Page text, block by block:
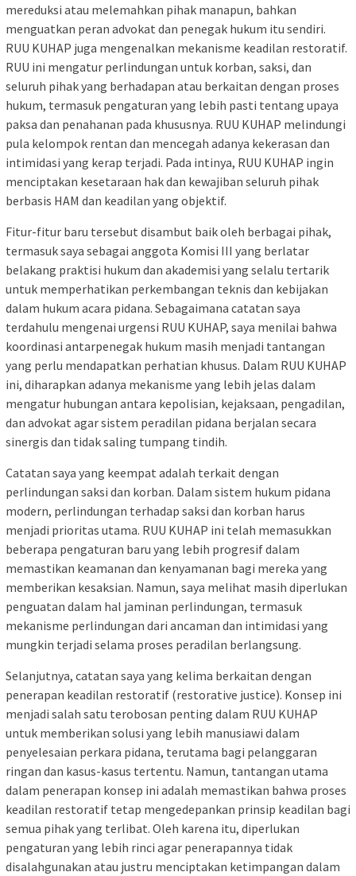
mereduksi atau melemahkan pihak manapun, bahkan
menguatkan peran advokat dan penegak hukum itu sendiri.
RUU KUHAP juga mengenalkan mekanisme keadilan restoratif.
RUU ini mengatur perlindungan untuk korban, saksi, dan
seluruh pihak yang berhadapan atau berkaitan dengan proses
hukum, termasuk pengaturan yang lebih pasti tentang upaya
paksa dan penahanan pada khususnya. RUU KUHAP melindungi
pula kelompok rentan dan mencegah adanya kekerasan dan
intimidasi yang kerap terjadi. Pada intinya, RUU KUHAP ingin
menciptakan kesetaraan hak dan kewajiban seluruh pihak
berbasis HAM dan keadilan yang objektif.
Fitur-fitur baru tersebut disambut baik oleh berbagai pihak,
termasuk saya sebagai anggota Komisi III yang berlatar
belakang praktisi hukum dan akademisi yang selalu tertarik
untuk memperhatikan perkembangan teknis dan kebijakan
dalam hukum acara pidana. Sebagaimana catatan saya
terdahulu mengenai urgensi RUU KUHAP, saya menilai bahwa
koordinasi antarpenegak hukum masih menjadi tantangan
yang perlu mendapatkan perhatian khusus. Dalam RUU KUHAP
ini, diharapkan adanya mekanisme yang lebih jelas dalam
mengatur hubungan antara kepolisian, kejaksaan, pengadilan,
dan advokat agar sistem peradilan pidana berjalan secara
sinergis dan tidak saling tumpang tindih.
Catatan saya yang keempat adalah terkait dengan
perlindungan saksi dan korban. Dalam sistem hukum pidana
modern, perlindungan terhadap saksi dan korban harus
menjadi prioritas utama. RUU KUHAP ini telah memasukkan
beberapa pengaturan baru yang lebih progresif dalam
memastikan keamanan dan kenyamanan bagi mereka yang
memberikan kesaksian. Namun, saya melihat masih diperlukan
penguatan dalam hal jaminan perlindungan, termasuk
mekanisme perlindungan dari ancaman dan intimidasi yang
mungkin terjadi selama proses peradilan berlangsung.
Selanjutnya, catatan saya yang kelima berkaitan dengan
penerapan keadilan restoratif (restorative justice). Konsep ini
menjadi salah satu terobosan penting dalam RUU KUHAP
untuk memberikan solusi yang lebih manusiawi dalam
penyelesaian perkara pidana, terutama bagi pelanggaran
ringan dan kasus-kasus tertentu. Namun, tantangan utama
dalam penerapan konsep ini adalah memastikan bahwa proses
keadilan restoratif tetap mengedepankan prinsip keadilan bagi
semua pihak yang terlibat. Oleh karena itu, diperlukan
pengaturan yang lebih rinci agar penerapannya tidak
disalahgunakan atau justru menciptakan ketimpangan dalam